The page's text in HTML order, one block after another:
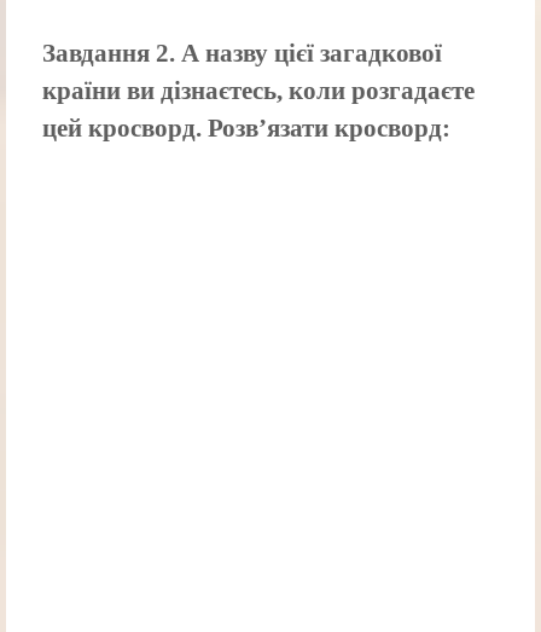
Завдання 2. А назву цієї загадкової
країни ви дізнаєтесь, коли розгадаєте
цей кросворд. Розв’язати кросворд: